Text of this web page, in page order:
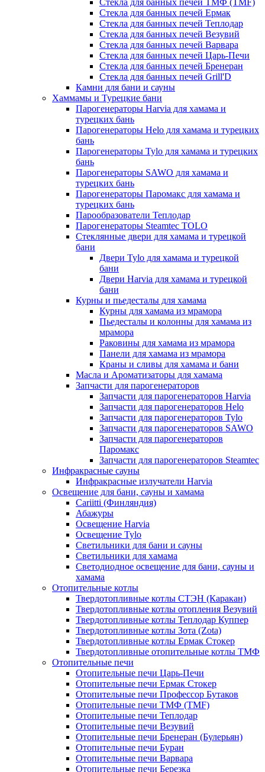
Стекла для банных печей ТМФ (TMF)
Стекла для банных печей Ермак
Стекла для банных печей Теплодар
Стекла для банных печей Везувий
Стекла для банных печей Варвара
Стекла для банных печей Царь-Печи
Стекла для банных печей Бренеран
Стекла для банных печей Grill'D
Камни для бани и сауны
Хаммамы и Турецкие бани
Парогенераторы Harvia для хамама и
турецких бань
Парогенераторы Helo для хамама и турецких
бань
Парогенераторы Tylo для хамама и турецких
бань
Парогенераторы SAWO для хамама и
турецких бань
Парогенераторы Паромакс для хамама и
турецких бань
Парообразователи Теплодар
Парогенераторы Steamtec TOLO
Стеклянные двери для хамама и турецкой
бани
Двери Tylo для хамама и турецкой
бани
Двери Harvia для хамама и турецкой
бани
Курны и пьедесталы для хамама
Курны для хамама из мрамора
Пьедесталы и колонны для хамама из
мрамора
Раковины для хамама из мрамора
Панели для хамама из мрамора
Краны и сливы для хамама и бани
Масла и Ароматизаторы для хамама
Запчасти для парогенераторов
Запчасти для парогенераторов Harvia
Запчасти для парогенераторов Helo
Запчасти для парогенераторов Tylo
Запчасти для парогенераторов SAWO
Запчасти для парогенераторов
Паромакс
Запчасти для парогенераторов Steamtec
Инфракрасные сауны
Инфракрасные излучатели Harvia
Освещение для бани, сауны и хамама
Cariitti (Финляндия)
Абажуры
Освещение Harvia
Освещение Tylo
Светильники для бани и сауны
Светильники для хамама
Светодиодное освещение для бани, сауны и
хамама
Отопительные котлы
Твердотопливные котлы СТЭН (Каракан)
Твердотопливные котлы отопления Везувий
Твердотопливные котлы Теплодар Куппер
Твердотопливные котлы Зота (Zota)
Твердотопливные котлы Ермак Стокер
Твердотопливные отопительные котлы ТМФ
Отопительные печи
Отопительные печи Царь-Печи
Отопительные печи Ермак Стокер
Отопительные печи Профессор Бутаков
Отопительные печи ТМФ (TMF)
Отопительные печи Теплодар
Отопительные печи Везувий
Отопительные печи Бренеран (Булерьян)
Отопительные печи Буран
Отопительные печи Варвара
Отопительные печи Березка